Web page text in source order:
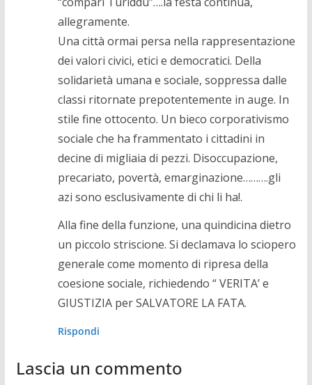
allegramente.
Una città ormai persa nella rappresentazione
dei valori civici, etici e democratici. Della
solidarietà umana e sociale, soppressa dalle
classi ritornate prepotentemente in auge. In
stile fine ottocento. Un bieco corporativismo
sociale che ha frammentato i cittadini in
decine di migliaia di pezzi. Disoccupazione,
precariato, povertà, emarginazione……….gli
azi sono esclusivamente di chi li ha!.
Alla fine della funzione, una quindicina dietro
un piccolo striscione. Si declamava lo sciopero
generale come momento di ripresa della
coesione sociale, richiedendo “ VERITA’ e
GIUSTIZIA per SALVATORE LA FATA.
Rispondi
Lascia un commento